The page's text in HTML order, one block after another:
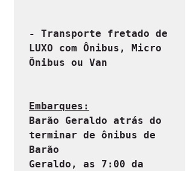
- Transporte fretado de
LUXO com Ônibus, Micro
Ônibus ou Van
Embarques:
Barão Geraldo atrás do
terminar de ônibus de
Barão
Geraldo, as 7:00 da